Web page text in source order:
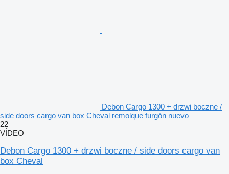
Debon Cargo 1300 + drzwi boczne /
side doors cargo van box Cheval remolque furgón nuevo
22
VÍDEO
Debon Cargo 1300 + drzwi boczne / side doors cargo van
box Cheval